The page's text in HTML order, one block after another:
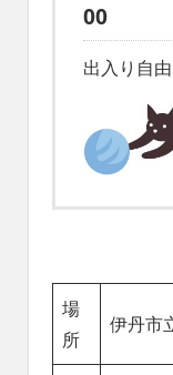
00
出入り自
場
所
伊丹市